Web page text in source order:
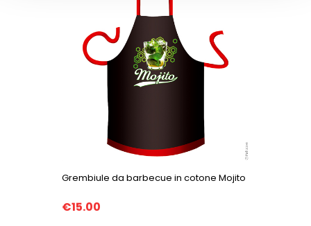
Grembiule da barbecue in cotone Mojito
€15.00